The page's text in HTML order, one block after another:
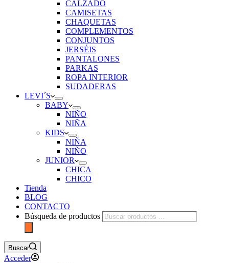
CALZADO
CAMISETAS
CHAQUETAS
COMPLEMENTOS
CONJUNTOS
JERSÉIS
PANTALONES
PARKAS
ROPA INTERIOR
SUDADERAS
LEVI´S
BABY
NIÑO
NIÑA
KIDS
NIÑA
NIÑO
JUNIOR
CHICA
CHICO
Tienda
BLOG
CONTACTO
Búsqueda de productos
Buscar
Acceder